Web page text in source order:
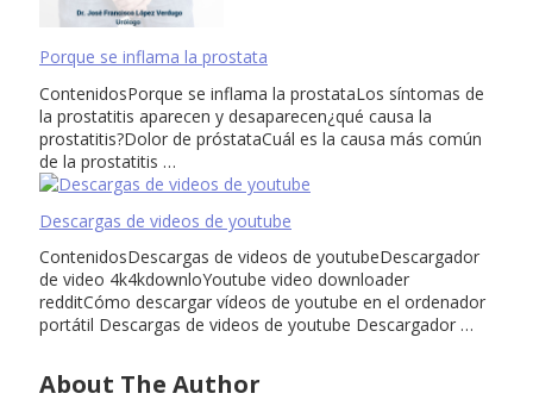
Porque se inflama la prostata
ContenidosPorque se inflama la prostataLos síntomas de
la prostatitis aparecen y desaparecen¿qué causa la
prostatitis?Dolor de próstataCuál es la causa más común
de la prostatitis …
Descargas de videos de youtube
ContenidosDescargas de videos de youtubeDescargador
de video 4k4kdownloYoutube video downloader
redditCómo descargar vídeos de youtube en el ordenador
portátil Descargas de videos de youtube Descargador …
About The Author